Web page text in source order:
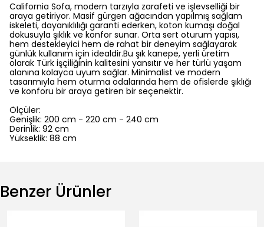
California Sofa, modern tarzıyla zarafeti ve işlevselliği bir
araya getiriyor. Masif gürgen ağacından yapılmış sağlam
iskeleti, dayanıklılığı garanti ederken, koton kumaşı doğal
dokusuyla şıklık ve konfor sunar. Orta sert oturum yapısı,
hem destekleyici hem de rahat bir deneyim sağlayarak
günlük kullanım için idealdir.Bu şık kanepe, yerli üretim
olarak Türk işçiliğinin kalitesini yansıtır ve her türlü yaşam
alanına kolayca uyum sağlar. Minimalist ve modern
tasarımıyla hem oturma odalarında hem de ofislerde şıklığı
ve konforu bir araya getiren bir seçenektir.
Ölçüler:
Genişlik: 200 cm - 220 cm - 240 cm
Derinlik: 92 cm
Yükseklik: 88 cm
Benzer Ürünler